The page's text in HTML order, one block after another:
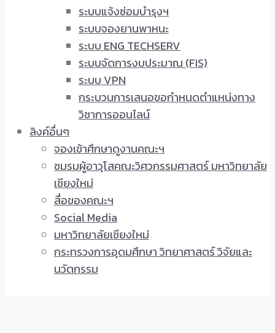
ระบบแจ้งซ่อมบำรุงฯ
ระบบจองยานพาหนะ
ระบบ ENG TECHSERV
ระบบจัดการงบประมาณ (FIS)
ระบบ VPN
กระบวนการเสนอขอกำหนดตำแหน่งทาง
วิชาการออนไลน์
ลิงค์อื่นๆ
จองเข้าศึกษาดูงานคณะฯ
ชมรมผู้อาวุโสคณะวิศวกรรมศาสตร์ มหาวิทยาลัย
เชียงใหม่
สื่อของคณะฯ
Social Media
มหาวิทยาลัยเชียงใหม่
กระทรวงการอุดมศึกษา วิทยาศาสตร์ วิจัยและ
นวัตกรรม